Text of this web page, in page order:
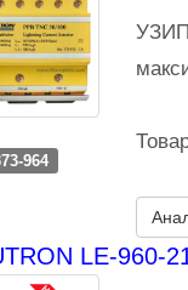
964
УЗИП
LE-960-